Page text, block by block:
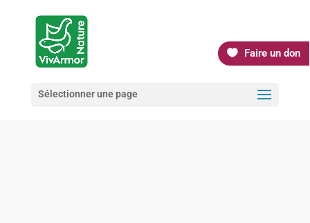
Faire un don
Sélectionner une page